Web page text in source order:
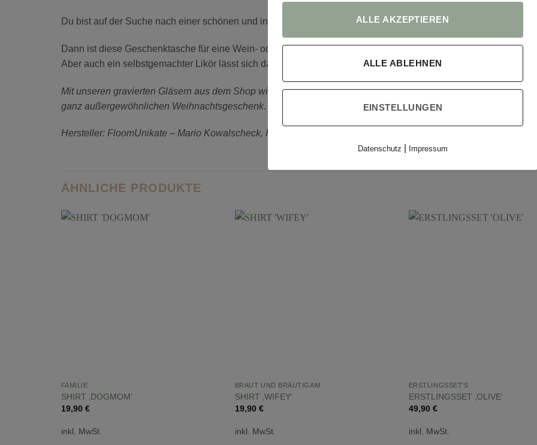
Du bist auf der Suche nach einer schönen und individuellen Möglichkeit eine Flasche besonders zu verpacken?
Dann ist diese Geschenktasche für eine Wein- oder Sektflasche genau das Richtige.
Aber auch ein selbstgemachter Likör lässt sich darin gut verschenken.
Mit unseren gravierten Gläsern aus dem Shop wird es zu einem
ganz außergewöhnlichen Weihnachtsgeschenk.
Hersteller: FloomUnikate – Mario Kowalscheck, Herforder Straße 240, 32120 Hiddenhausen – kontakt@floom-
ÄHNLICHE PRODUKTE
FAMILIE
SHIRT ‚DOGMOM‘
19,90 €
inkl. MwSt.
BRAUT UND BRÄUTIGAM
SHIRT ‚WIFEY‘
19,90 €
inkl. MwSt.
ERSTLINGSSET'S
ERSTLINGSSET ‚OLIVE‘
49,90 €
inkl. MwSt.
ALLE AKZEPTIEREN
ALLE ABLEHNEN
EINSTELLUNGEN
Datenschutz Impressum